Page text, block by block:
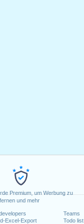
Premium, um Werbung zu
und mehr
Excel-Export
Teams
Todo list